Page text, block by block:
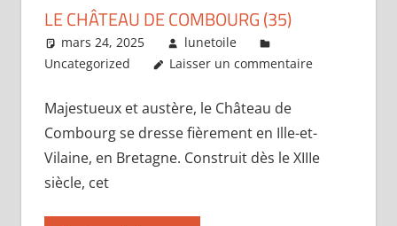
LE CHÂTEAU DE COMBOURG (35)
mars 24, 2025
lunetoile
Uncategorized
Laisser un commentaire
Majestueux et austère, le Château de
Combourg se dresse fièrement en Ille-et-
Vilaine, en Bretagne. Construit dès le XIIIe
siècle, cet